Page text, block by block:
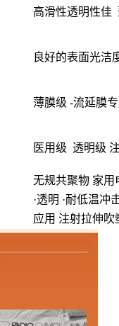
高滑性透明性佳
良好的表面光洁
薄膜级 -流延膜
医用级 透明级
无规共聚物 家用
·透明 ·耐低温冲
应用 注射拉伸吹